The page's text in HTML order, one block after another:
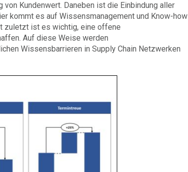
Kundenwert. Daneben ist die Einbindung aller
kommt es auf Wissensmanagement und Know-how
zuletzt ist es wichtig, eine offene
Auf diese Weise werden
Wissensbarrieren in Supply Chain Netzwerken